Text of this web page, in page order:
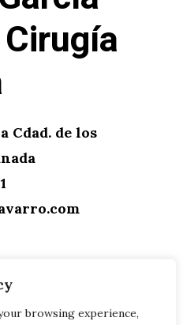
browsing experience,
Cdad. de los
colocación de una